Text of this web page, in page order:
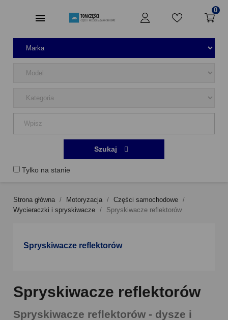
0
Tylko na stanie
Szukaj
Strona główna Motoryzacja
Części samochodowe
Wycieraczki i spryskiwacze
Spryskiwacze reflektorów
Spryskiwacze reflektorów
Spryskiwacze reflektorów
Spryskiwacze reflektorów - dysze i